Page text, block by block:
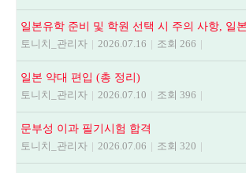
토니치_관리자 | 2026.07.16 | 조회 266 |
일본 약대 편입 (총 정리)
토니치_관리자 | 2026.07.10 | 조회 396 |
문부성 이과 필기시험 합격
토니치_관리자 | 2026.07.06 | 조회 320 |